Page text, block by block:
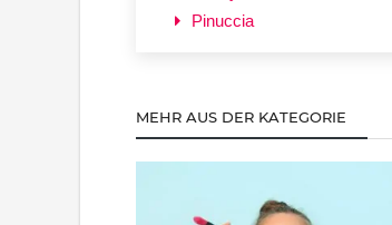
Pinuccia
MEHR AUS DER KATEGORIE